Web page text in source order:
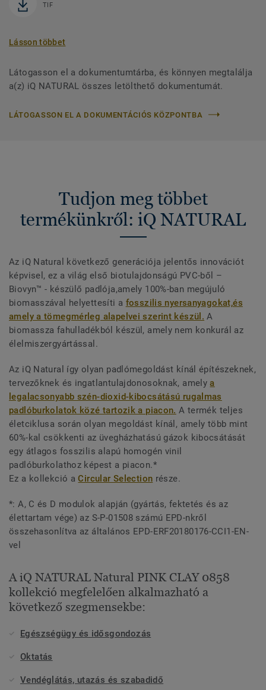
TIF
Lásson többet
Látogasson el a dokumentumtárba, és könnyen megtalálja
a(z) iQ NATURAL összes letölthető dokumentumát.
LÁTOGASSON EL A DOKUMENTÁCIÓS KÖZPONTBA
Tudjon meg többet
termékünkről: iQ NATURAL
Az iQ Natural következő generációja jelentős innovációt
képvisel, ez a világ első biotulajdonságú PVC-ből –
Biovyn™ - készülő padlója,amely 100%-ban megújuló
biomasszával helyettesíti a fosszilis nyersanyagokat,és
amely a tömegmérleg alapelvei szerint készül. A
biomassza fahulladékból készül, amely nem konkurál az
élelmiszergyártással.
Az iQ Natural így olyan padlómegoldást kínál építészeknek,
tervezőknek és ingatlantulajdonosoknak, amelya
legalacsonyabb szén-dioxid-kibocsátású rugalmas
padlóburkolatok közé tartozik a piacon. A termék teljes
életciklusa során olyan megoldást kínál, amely több mint
60%-kal csökkenti az üvegházhatású gázok kibocsátását
egy átlagos fosszilis alapú homogén vinil
padlóburkolathoz képest a piacon.*
Ez a kollekció aCircular Selection része.
*: A, C és D modulok alapján (gyártás, fektetés és az
élettartam vége) az S-P-01508 számú EPD-nkről
összehasonlítva az általános EPD-ERF20180176-CCI1-EN-
vel
A iQ NATURAL Natural PINK CLAY 0858
kollekció megfelelően alkalmazható a
következő szegmensekbe:
Egészségügy és idősgondozás
Oktatás
Vendéglátás, utazás és szabadidő